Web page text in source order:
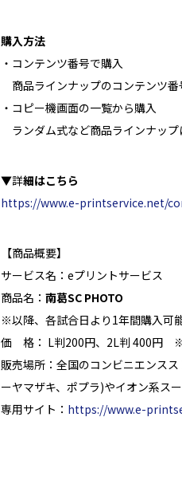
購入方法
・コンテンツ番号で購入
商品ラインナップのコンテンツ番
・コピー機画面の一覧から購入
ランダム式など商品ラインナップ
▼詳細はこちら
https://www.e-printservice.net/
【商品概要】
サービス名：eプリントサービス
商品名： 南葛SC PHOTO
※以降、各試合日より1年間購入可
価 格： L判200円、2L判 400円
販売場所：全国のコンビニエンス
ーヤマザキ、ポプラ)やイオン系ス
専用サイト： https://www.e-